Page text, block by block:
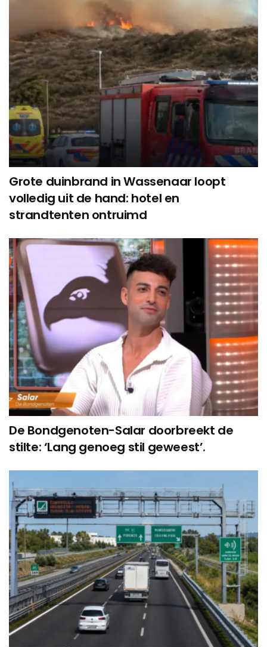
Grote duinbrand in Wassenaar loopt
volledig uit de hand: hotel en
strandtenten ontruimd
De Bondgenoten-Salar doorbreekt de
stilte: ‘Lang genoeg stil geweest’.